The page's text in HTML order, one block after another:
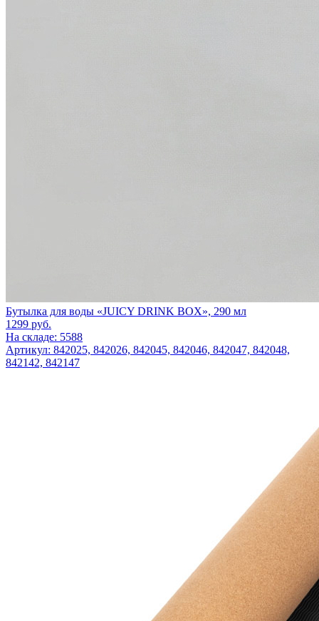
Бутылка для воды «JUICY DRINK BOX», 290 мл
1299 руб.
На складе: 5588
Артикул: 842025, 842026, 842045, 842046, 842047, 842048,
842142, 842147